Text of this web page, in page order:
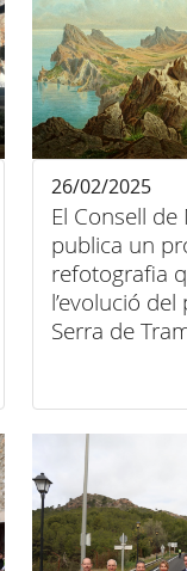
El Consell
publica un
refotografia
l’evolució
Serra de
26/02/2025